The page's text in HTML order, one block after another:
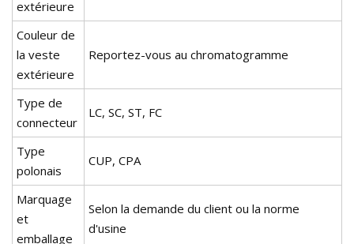
extérieure
Couleur de
la veste
extérieure
Reportez-vous au chromatogramme
Type de
connecteur
LC, SC, ST, FC
Type
polonais
CUP, CPA
Marquage
et
emballage
Selon la demande du client ou la norme
d'usine